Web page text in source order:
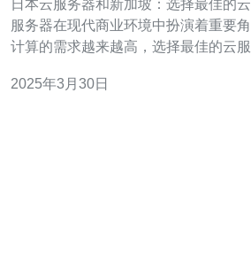
日本云服务器和新加坡：选择最佳的云
服务器在现代商业环境中扮演着重要
计算的需求越来越高，选择最佳的云
业来说，日本和新加坡是两个备受关注
2025年3月30日